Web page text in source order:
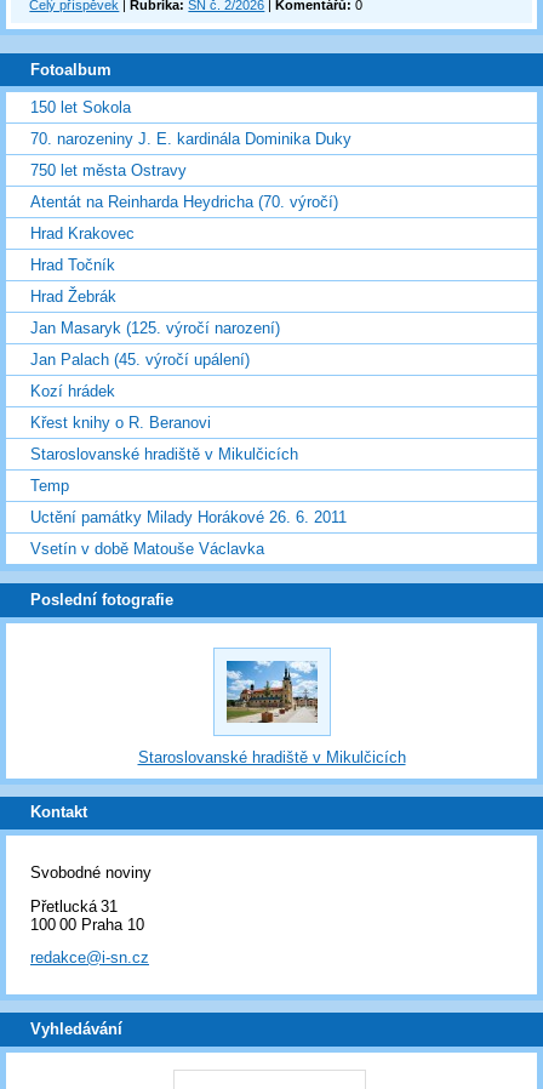
Celý příspěvek |Rubrika: SN č. 2/2026 |Komentářů: 0
Fotoalbum
150 let Sokola
70. narozeniny J. E. kardinála Dominika Duky
750 let města Ostravy
Atentát na Reinharda Heydricha (70. výročí)
Hrad Krakovec
Hrad Točník
Hrad Žebrák
Jan Masaryk (125. výročí narození)
Jan Palach (45. výročí upálení)
Kozí hrádek
Křest knihy o R. Beranovi
Staroslovanské hradiště v Mikulčicích
Temp
Uctění památky Milady Horákové 26. 6. 2011
Vsetín v době Matouše Václavka
Poslední fotografie
Staroslovanské hradiště v Mikulčicích
Kontakt
Svobodné noviny
Přetlucká 31
100 00 Praha 10
redakce@i-sn.cz
Vyhledávání